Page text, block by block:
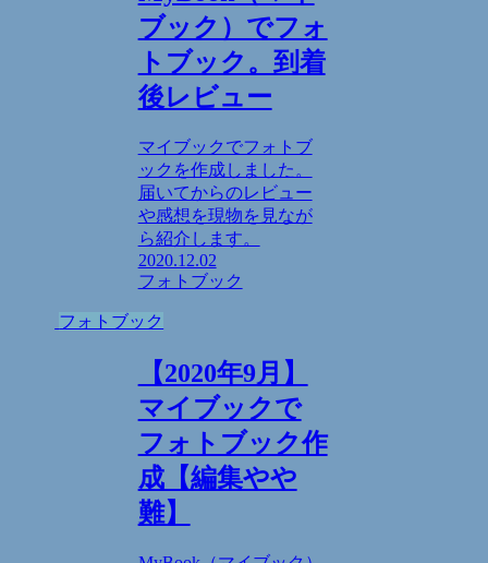
ブック）でフォ
トブック。到着
後レビュー
マイブックでフォトブ
ックを作成しました。
届いてからのレビュー
や感想を現物を見なが
ら紹介します。
2020.12.02
フォトブック
フォトブック
【2020年9月】
マイブックで
フォトブック作
成【編集やや
難】